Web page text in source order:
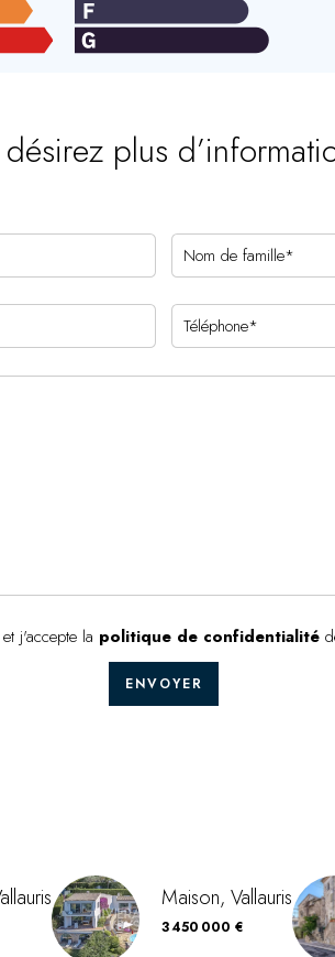
plus
et j'accepte la politique de confidentialité
ENVOYER
Maison, Vallauris
3 450 000 €